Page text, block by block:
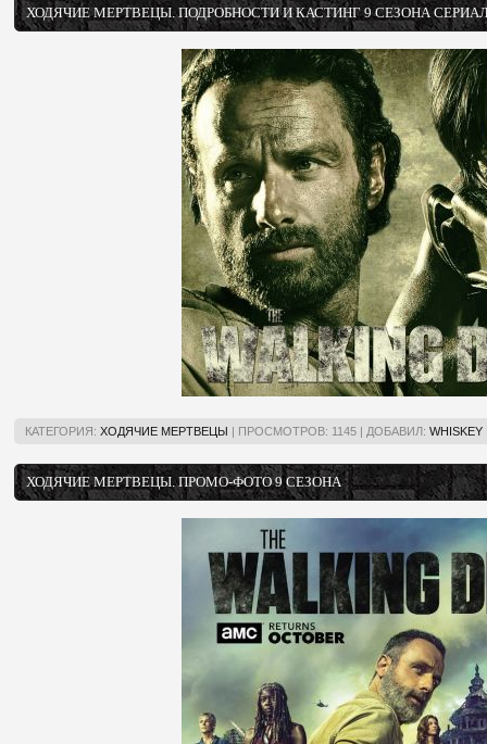
ХОДЯЧИЕ МЕРТВЕЦЫ. ПОДРОБНОСТИ И КАСТИНГ 9 СЕЗОНА
КАТЕГОРИЯ: ХОДЯЧИЕ МЕРТВЕЦЫ | ПРОСМОТРОВ: 1145 | ДОБАВИЛ: WHISKEY
ХОДЯЧИЕ МЕРТВЕЦЫ. ПРОМО-ФОТО 9 СЕЗОНА